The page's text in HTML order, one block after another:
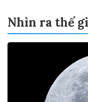
Nhìn ra thế